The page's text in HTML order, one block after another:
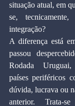
situação atual, em
se,
integração?
A diferença está
passou
Rodada
países periféricos
dúvida, lucrava ou